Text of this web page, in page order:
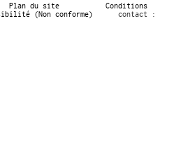
Plan du site
Conditions
(Non conforme)
contact :